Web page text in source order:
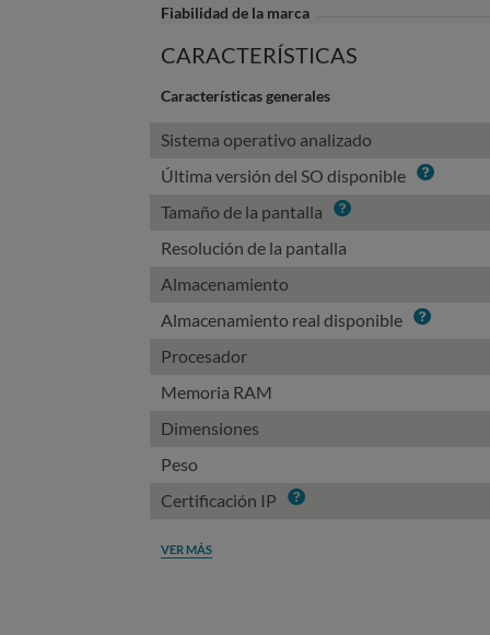
Fiabilidad de la marca
CARACTERÍSTICAS
Características generales
Sistema operativo analizado
Última versión del SO disponible Info
Tamaño de la pantalla Info
Resolución de la pantalla
Almacenamiento
Almacenamiento real disponible Info
Procesador
Memoria RAM
Dimensiones
Peso
Certificación IP Info
VER MÁS